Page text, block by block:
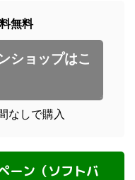
無料
ショップはこ
なしで購入
ーン（ソフトバ